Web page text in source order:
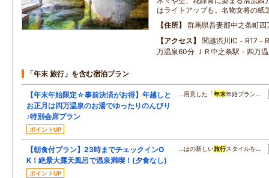
はライトアップも。名物女将の紙
住所
群馬県吾妻郡中之条町
アクセス
関越渋川IC－R17－
万温泉60分 ＪＲ中之条駅－四万
「年末 旅行」を含む宿泊プラン
【年末年始限定☆事前決済がお得】年越しと
お正月は四万温泉のお湯でゆったりのんびり
♪特別会席プラン
ポイントUP
…用意した「年末年始プラン…
【朝食付プラン】23時までチェックインO
K！絶景大露天風呂で温泉満喫！(夕食なし)
ポイントUP
…はの新しい旅行スタイルを…